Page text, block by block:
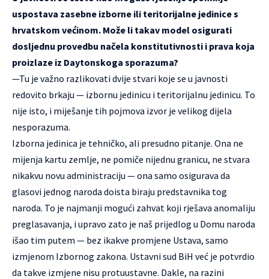
uspostava zasebne izborne ili teritorijalne jedinice s
hrvatskom većinom. Može li takav model osigurati
dosljednu provedbu načela konstitutivnosti i prava koja
proizlaze iz Daytonskoga sporazuma?
—Tu je važno razlikovati dvije stvari koje se u javnosti
redovito brkaju — izbornu jedinicu i teritorijalnu jedinicu. To
nije isto, i miješanje tih pojmova izvor je velikog dijela
nesporazuma.
Izborna jedinica je tehničko, ali presudno pitanje. Ona ne
mijenja kartu zemlje, ne pomiče nijednu granicu, ne stvara
nikakvu novu administraciju — ona samo osigurava da
glasovi jednog naroda doista biraju predstavnika tog
naroda. To je najmanji mogući zahvat koji rješava anomaliju
preglasavanja, i upravo zato je naš prijedlog u Domu naroda
išao tim putem — bez ikakve promjene Ustava, samo
izmjenom Izbornog zakona. Ustavni sud BiH već je potvrdio
da takve izmjene nisu protuustavne. Dakle, na razini